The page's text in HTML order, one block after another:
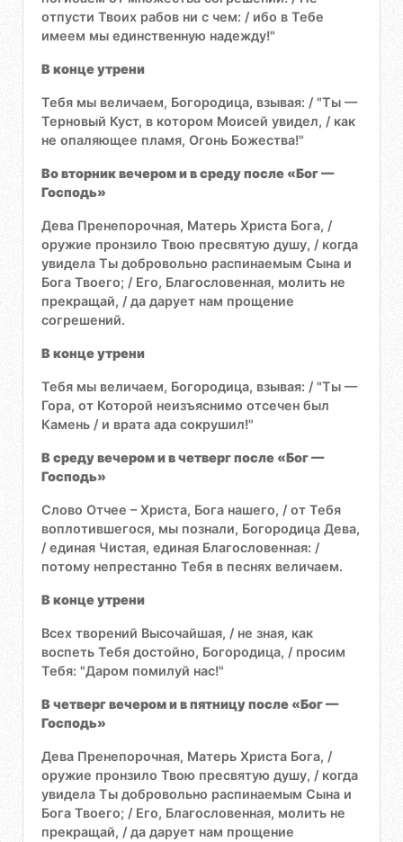
отпусти Твоих рабов ни с чем: / ибо в Тебе
имеем мы единственную надежду!"
В конце утрени
Тебя мы величаем, Богородица, взывая: / "Ты —
Терновый Куст, в котором Моисей увидел, / как
не опаляющее пламя, Огонь Божества!"
Во вторник вечером и в среду после «Бог —
Господь»
Дева Пренепорочная, Матерь Христа Бога, /
оружие пронзило Твою пресвятую душу, / когда
увидела Ты добровольно распинаемым Сына и
Бога Твоего; / Его, Благословенная, молить не
прекращай, / да дарует нам прощение
согрешений.
В конце утрени
Тебя мы величаем, Богородица, взывая: / "Ты —
Гора, от Которой неизъяснимо отсечен был
Камень / и врата ада сокрушил!"
В среду вечером и в четверг после «Бог —
Господь»
Слово Отчее – Христа, Бога нашего, / от Тебя
воплотившегося, мы познали, Богородица Дева,
/ единая Чистая, единая Благословенная: /
потому непрестанно Тебя в песнях величаем.
В конце утрени
Всех творений Высочайшая, / не зная, как
воспеть Тебя достойно, Богородица, / просим
Тебя: "Даром помилуй нас!"
В четверг вечером и в пятницу после «Бог —
Господь»
Дева Пренепорочная, Матерь Христа Бога, /
оружие пронзило Твою пресвятую душу, / когда
увидела Ты добровольно распинаемым Сына и
Бога Твоего; / Его, Благословенная, молить не
прекращай, / да дарует нам прощение